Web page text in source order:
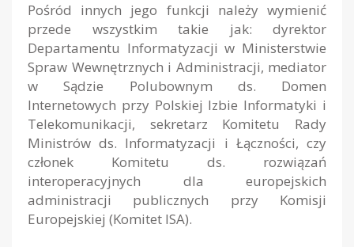
Pośród innych jego funkcji należy wymienić
przede wszystkim takie jak: dyrektor
Departamentu Informatyzacji w Ministerstwie
Spraw Wewnętrznych i Administracji, mediator
w Sądzie Polubownym ds. Domen
Internetowych przy Polskiej Izbie Informatyki i
Telekomunikacji, sekretarz Komitetu Rady
Ministrów ds. Informatyzacji i Łączności, czy
członek Komitetu ds. rozwiązań
interoperacyjnych dla europejskich
administracji publicznych przy Komisji
Europejskiej (Komitet ISA).